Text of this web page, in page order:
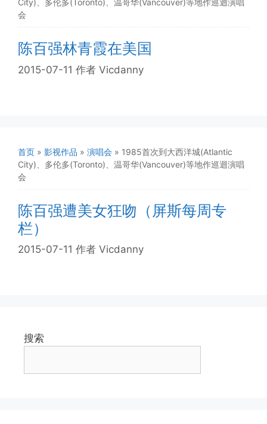
City)、多伦多(Toronto)、温哥华(Vancouver)等地作巡迴演唱
会
陈百强林青霞在美国
2015-07-11 作者 Vicdanny
首页 » 影视作品 » 演唱会 » 1985首次到大西洋城(Atlantic
City)、多伦多(Toronto)、温哥华(Vancouver)等地作巡迴演唱
会
陈百强遭美女狂吻（屏斯每周专
栏）
2015-07-11 作者 Vicdanny
搜索